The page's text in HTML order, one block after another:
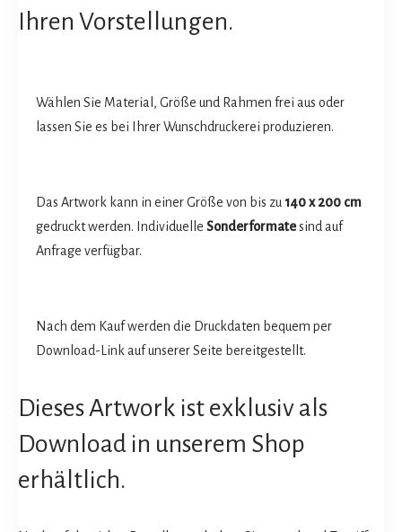
Ihren Vorstellungen.
Wählen Sie Material, Größe und Rahmen frei aus oder
lassen Sie es bei Ihrer Wunschdruckerei produzieren.
Das Artwork kann in einer Größe von bis zu 140 x 200 cm
gedruckt werden. Individuelle Sonderformatesind auf
Anfrage verfügbar.
Nach dem Kauf werden die Druckdaten bequem per
Download-Link auf unserer Seite bereitgestellt.
Dieses Artwork ist exklusiv als
Download in unserem Shop
erhältlich.